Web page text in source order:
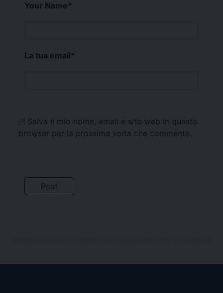
Your Name*
La tua email*
Salva il mio nome, email e sito web in questo
browser per la prossima volta che commento.